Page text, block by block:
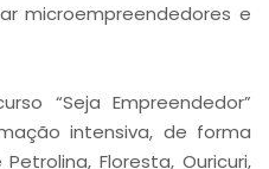
microempreendedores e
“Seja Empreendedor”
intensiva, de forma
Floresta, Ouricuri,